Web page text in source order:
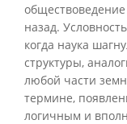
назад.
когда наука
структуры,
любой части
термине,
логичным и